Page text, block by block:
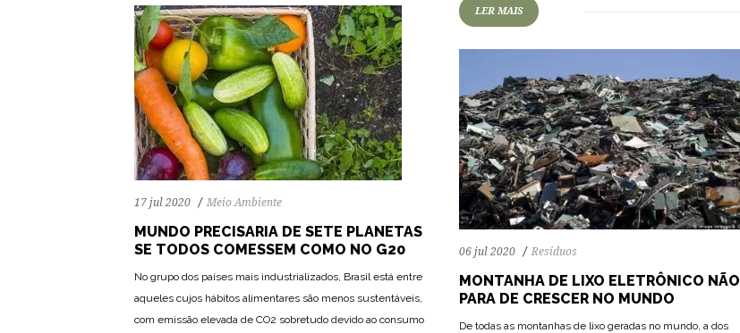
LER MAIS
17 jul 2020 Meio Ambiente
MUNDO PRECISARIA DE SETE PLANETAS
SE TODOS COMESSEM COMO NO G20
No grupo dos países mais industrializados, Brasil está entre
aqueles cujos hábitos alimentares são menos sustentáveis,
com emissão elevada de CO2 sobretudo devido ao consumo
06 jul 2020 Resíduos
MONTANHA DE LIXO ELETRÔNICO NÃO
PARA DE CRESCER NO MUNDO
De todas as montanhas de lixo geradas no mundo, a dos